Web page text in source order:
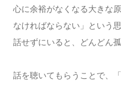
心に余裕がなくなる大きな
なければならない」という
話せずにいると、どんどん
話を聴いてもらうことで、